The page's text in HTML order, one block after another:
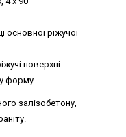
основної ріжучої
поверхні.
форму.
залізобетону,